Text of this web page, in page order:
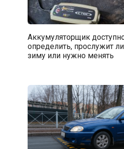
Аккумуляторщик
определить, прослужит
зиму или нужно менять